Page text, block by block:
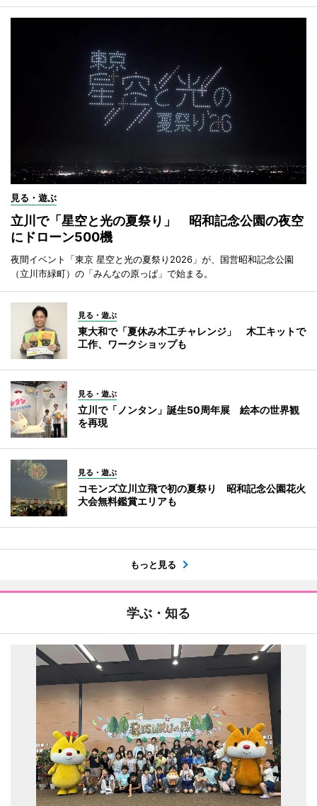
見る・遊ぶ
立川で「星空と光の夏祭り」 昭和記念公園の夜空
にドローン500機
夜間イベント「東京 星空と光の夏祭り2026」が、国営昭和記念公園
（立川市緑町）の「みんなの原っぱ」で始まる。
見る・遊ぶ
東大和で「夏休み木工チャレンジ」 木工キットで
工作、ワークショップも
見る・遊ぶ
立川で「ノンタン」誕生50周年展 絵本の世界観
を再現
見る・遊ぶ
コモンズ立川立飛で初の夏祭り 昭和記念公園花火
大会無料鑑賞エリアも
もっと見る
学ぶ・知る